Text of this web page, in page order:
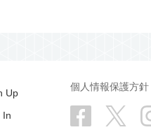
Up
In
個人情報保護方針